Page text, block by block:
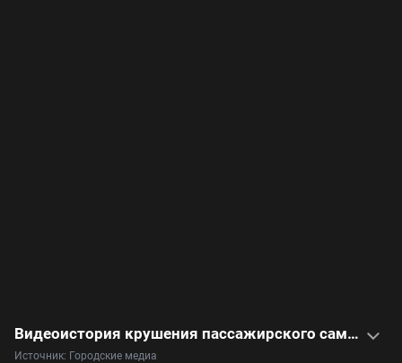
Видеоистория крушения пассажирского самолета — за штурвалом был ребенок
Источник: Городские медиа